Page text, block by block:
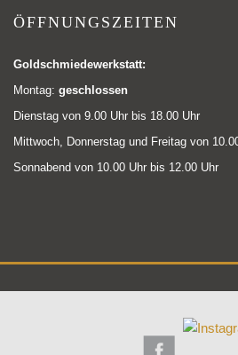
ÖFFNUNGSZEITEN
Goldschmiedewerkstatt:
Montag: geschlossen
Dienstag von 9.00 Uhr bis 18.00 Uhr
Mittwoch, Donnerstag und Freitag von
Sonnabend von 10.00 Uhr bis 12.00 Uhr